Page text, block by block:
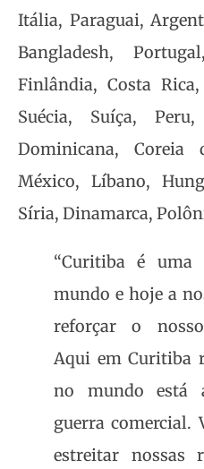
Itália, Paraguai,
Bangladesh,
Finlândia, Costa
Suécia, Suíça,
Dominicana, Coreia
México, Líbano,
Síria, Dinamarca,
“Curitiba é uma
mundo e hoje a
reforçar o
Aqui em Curitiba
no mundo está
guerra comercial.
estreitar nossas